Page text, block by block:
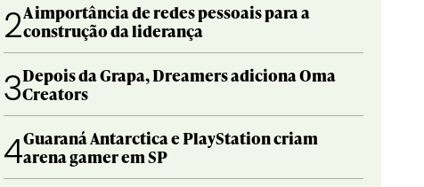
2A importância de redes pessoais para a
construção da liderança
3Depois da Grapa, Dreamers adiciona Oma
Creators
4Guaraná Antarctica e PlayStation criam
arena gamer em SP